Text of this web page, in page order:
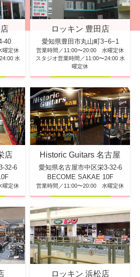
40
曜定休
水
ロッキン 豊田店
愛知県豊田市丸山町3−6−1
営業時間／11:00〜20:00 水曜定休
スタジオ営業時間／11:00〜24:00 水
曜定休
店
32-6
曜定休
Historic Guitars 名古屋
愛知県名古屋市中区栄3-32-6
BECOME SAKAE 10F
営業時間／11:00〜20:00 水曜定休
ロッキン 浜松店